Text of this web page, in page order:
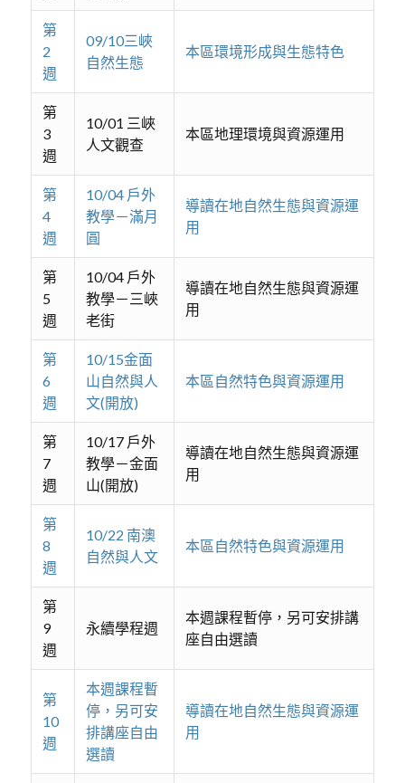
第
2
週
09/10三峽
自然生態
本區環境形成與生態特色
第
3
週
10/01 三峽
人文觀查
本區地理環境與資源運用
第
4
週
10/04 戶外
教學－滿月
圓
導讀在地自然生態與資源運
用
第
5
週
10/04 戶外
教學－三峽
老街
導讀在地自然生態與資源運
用
第
6
週
10/15金面
山自然與人
文(開放)
本區自然特色與資源運用
第
7
週
10/17 戶外
教學－金面
山(開放)
導讀在地自然生態與資源運
用
第
8
週
10/22 南澳
自然與人文
本區自然特色與資源運用
第
9
週
永續學程週
本週課程暫停，另可安排講
座自由選讀
第
10
週
本週課程暫
停，另可安
排講座自由
選讀
導讀在地自然生態與資源運
用